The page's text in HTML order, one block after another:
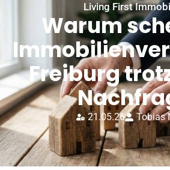
Living First
Warum
Freiburg
21.05.26 Tobias